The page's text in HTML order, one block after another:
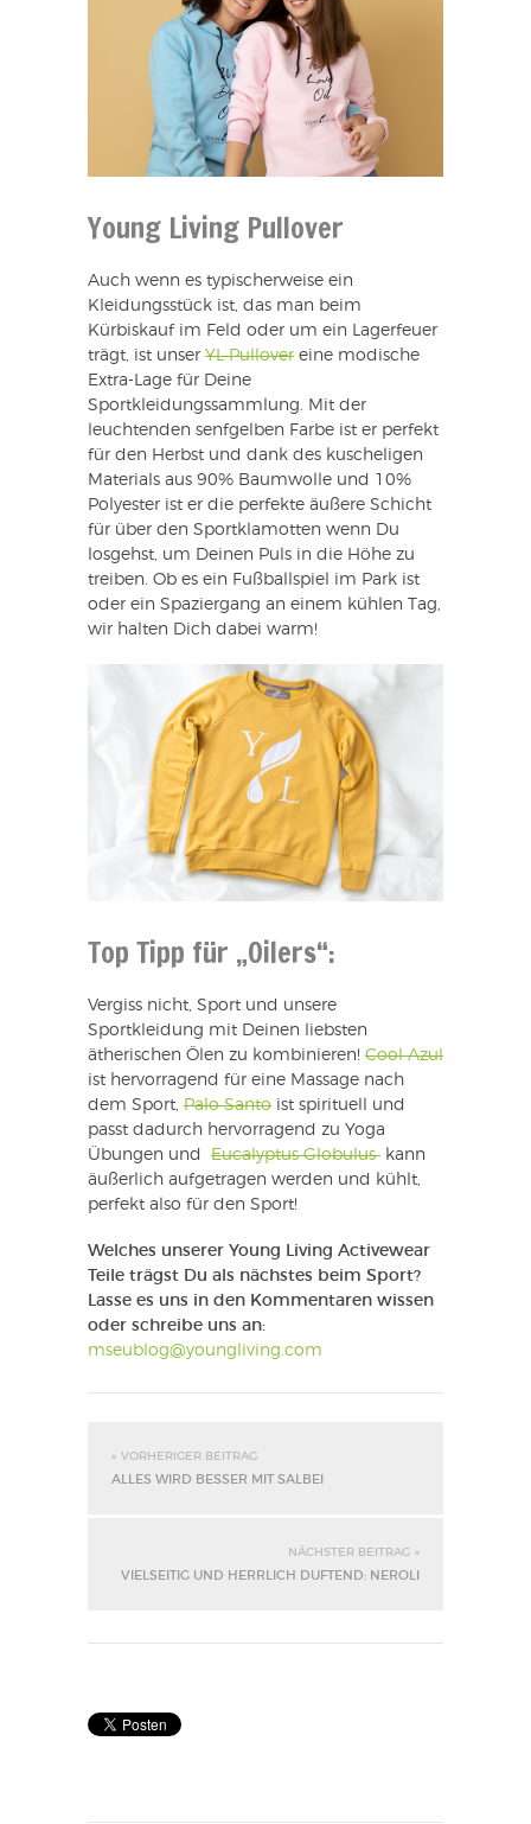
Young Living Pullover
Auch wenn es typischerweise ein
Kleidungsstück ist, das man beim
Kürbiskauf im Feld oder um ein Lagerfeuer
trägt, ist unser YL Pullover eine modische
Extra-Lage für Deine
Sportkleidungssammlung. Mit der
leuchtenden senfgelben Farbe ist er perfekt
für den Herbst und dank des kuscheligen
Materials aus 90% Baumwolle und 10%
Polyester ist er die perfekte äußere Schicht
für über den Sportklamotten wenn Du
losgehst, um Deinen Puls in die Höhe zu
treiben. Ob es ein Fußballspiel im Park ist
oder ein Spaziergang an einem kühlen Tag,
wir halten Dich dabei warm!
Top Tipp für „Oilers“:
Vergiss nicht, Sport und unsere
Sportkleidung mit Deinen liebsten
ätherischen Ölen zu kombinieren! Cool Azul
ist hervorragend für eine Massage nach
dem Sport, Palo Santo ist spirituell und
passt dadurch hervorragend zu Yoga
Übungen und Eucalyptus Globulus kann
äußerlich aufgetragen werden und kühlt,
perfekt also für den Sport!
Welches unserer Young Living Activewear
Teile trägst Du als nächstes beim Sport?
Lasse es uns in den Kommentaren wissen
oder schreibe uns an:
mseublog@youngliving.com
« VORHERIGER BEITRAG
ALLES WIRD BESSER MIT SALBEI
NÄCHSTER BEITRAG »
VIELSEITIG UND HERRLICH DUFTEND: NEROLI